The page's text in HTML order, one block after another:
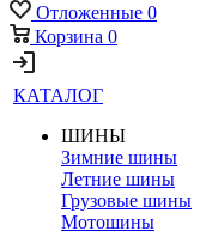
Отложенные 0
Корзина 0
КАТАЛОГ
ШИНЫ
Зимние шины
Летние шины
Грузовые шины
Мотошины